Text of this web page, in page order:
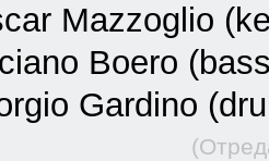
Mazzoglio
Boero
Gardino